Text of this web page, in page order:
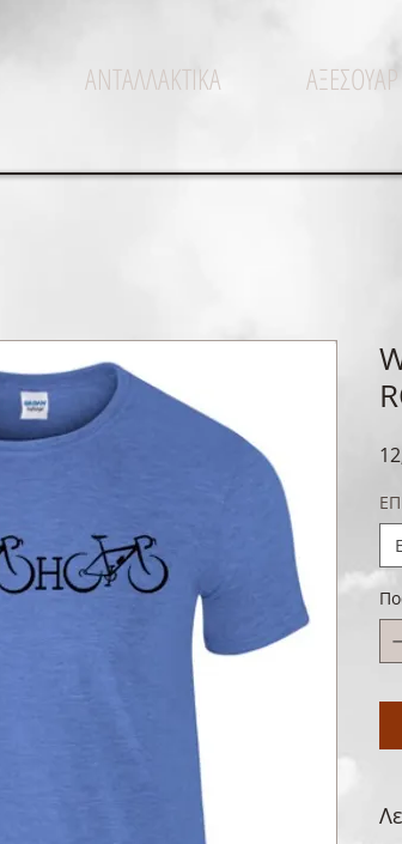
ΑΝΤΑΛΛΑΚΤΙΚΑ ΑΞΕΣΟΥΑΡ